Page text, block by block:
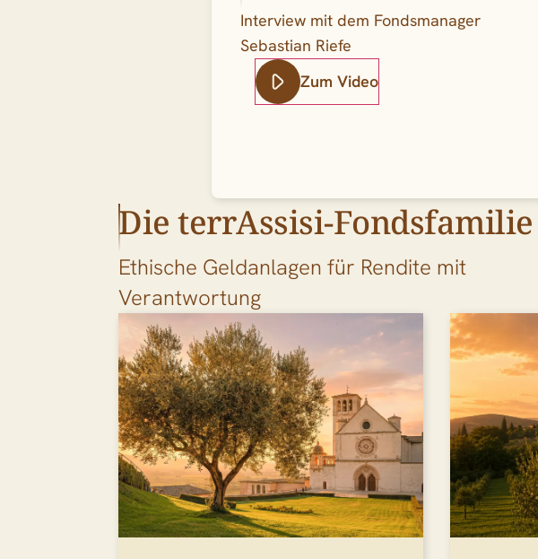
Interview mit dem Fondsmanager
Sebastian Riefe
Zum Video
Die terrAssisi-Fondsfamilie
Ethische Geldanlagen für Rendite mit
Verantwortung